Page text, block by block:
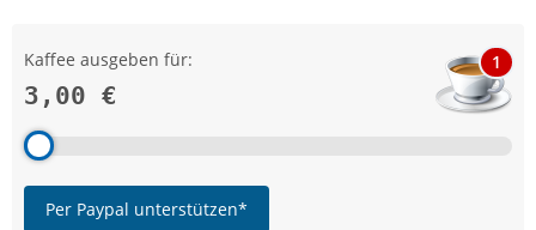
Kaffee ausgeben für:
3,00 €
1
Per Paypal unterstützen*